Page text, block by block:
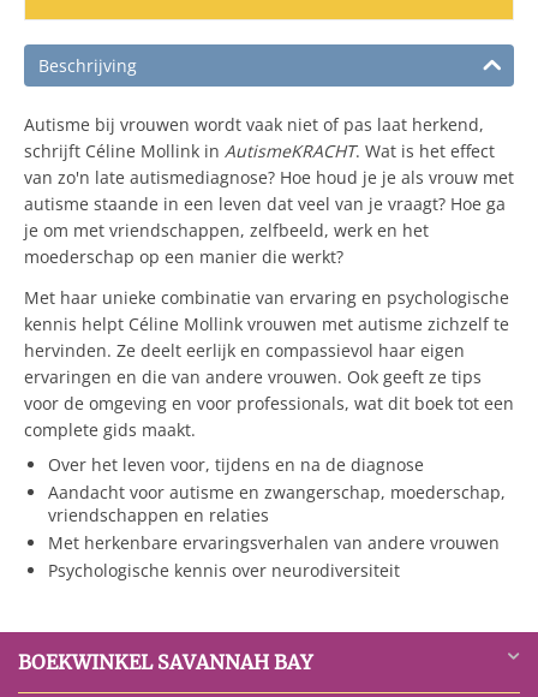
Beschrijving
Autisme bij vrouwen wordt vaak niet of pas laat herkend,
schrijft Céline Mollink in AutismeKRACHT. Wat is het effect
van zo'n late autismediagnose? Hoe houd je je als vrouw met
autisme staande in een leven dat veel van je vraagt? Hoe ga
je om met vriendschappen, zelfbeeld, werk en het
moederschap op een manier die werkt?
Met haar unieke combinatie van ervaring en psychologische
kennis helpt Céline Mollink vrouwen met autisme zichzelf te
hervinden. Ze deelt eerlijk en compassievol haar eigen
ervaringen en die van andere vrouwen. Ook geeft ze tips
voor de omgeving en voor professionals, wat dit boek tot een
complete gids maakt.
Over het leven voor, tijdens en na de diagnose
Aandacht voor autisme en zwangerschap, moederschap,
vriendschappen en relaties
Met herkenbare ervaringsverhalen van andere vrouwen
Psychologische kennis over neurodiversiteit
BOEKWINKEL SAVANNAH BAY